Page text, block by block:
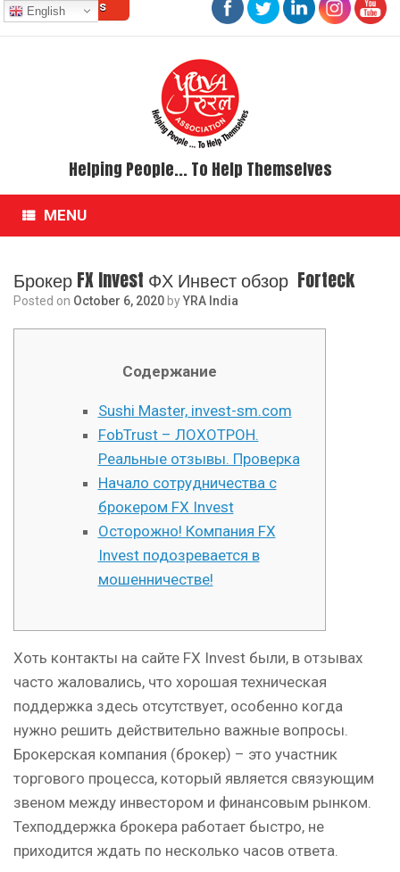
Skip
to
Contact Us
Helping People... To Help Themselves
MENU
Брокер FX Invest ФХ Инвест обзор ️ Forteck
Posted on October 6, 2020 byYRA India
Содержание
Sushi Master, invest-sm.com
FobTrust – ЛОХОТРОН.
Реальные отзывы. Проверка
Начало сотрудничества с
брокером FX Invest
Осторожно! Компания FX
Invest подозревается в
мошенничестве!
Хоть контакты на сайте FX Invest были, в отзывах
часто жаловались, что хорошая техническая
поддержка здесь отсутствует, особенно когда
нужно решить действительно важные вопросы.
Брокерская компания (брокер) – это участник
торгового процесса, который является связующим
звеном между инвестором и финансовым рынком.
Техподдержка брокера работает быстро, не
приходится ждать по несколько часов ответа.
English